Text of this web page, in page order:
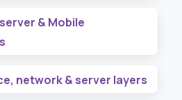
& Mobile
network & server layers